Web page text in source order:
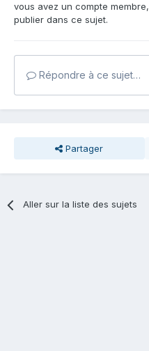
vous avez un compte membre,
publier dans ce sujet.
Répondre à ce sujet…
Partager
Aller sur la liste des sujets